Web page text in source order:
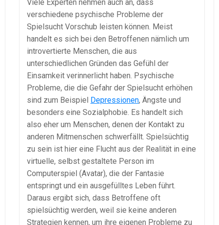
Viele Experten nehmen auch an, dass
verschiedene psychische Probleme der
Spielsucht Vorschub leisten können. Meist
handelt es sich bei den Betroffenen nämlich um
introvertierte Menschen, die aus
unterschiedlichen Gründen das Gefühl der
Einsamkeit verinnerlicht haben. Psychische
Probleme, die die Gefahr der Spielsucht erhöhen
sind zum Beispiel Depressionen, Ängste und
besonders eine Sozialphobie. Es handelt sich
also eher um Menschen, denen der Kontakt zu
anderen Mitmenschen schwerfällt. Spielsüchtig
zu sein ist hier eine Flucht aus der Realität in eine
virtuelle, selbst gestaltete Person im
Computerspiel (Avatar), die der Fantasie
entspringt und ein ausgefülltes Leben führt.
Daraus ergibt sich, dass Betroffene oft
spielsüchtig werden, weil sie keine anderen
Strategien kennen, um ihre eigenen Probleme zu